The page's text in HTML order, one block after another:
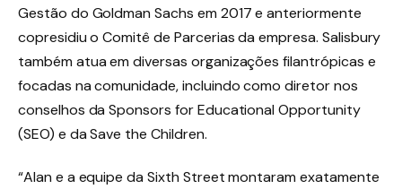
Gestão do Goldman Sachs em 2017 e anteriormente
copresidiu o Comitê de Parcerias da empresa. Salisbury
também atua em diversas organizações filantrópicas e
focadas na comunidade, incluindo como diretor nos
conselhos da Sponsors for Educational Opportunity
(SEO) e da Save the Children.
“Alan e a equipe da Sixth Street montaram exatamente